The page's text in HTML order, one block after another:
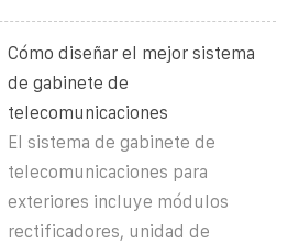
Cómo diseñar el mejor sistema
de gabinete de
telecomunicaciones
El sistema de gabinete de
telecomunicaciones para
exteriores incluye módulos
rectificadores, unidad de